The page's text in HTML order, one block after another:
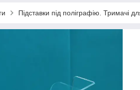
Підставки під поліграфію. Тримачі